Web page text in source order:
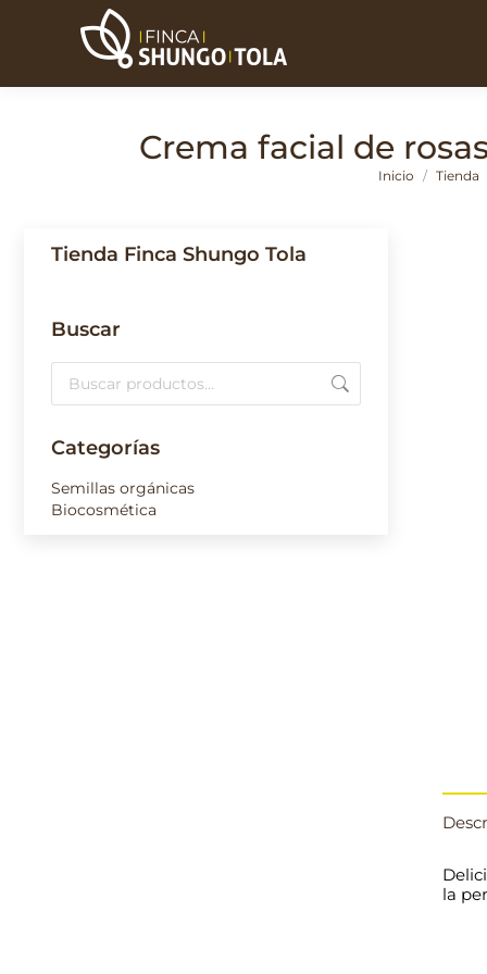
Crema facial de
Estás aquí:
Inicio Tienda
la
Tienda Finca Shungo Tola
Buscar
Categorías
Semillas orgánicas
Biocosmética